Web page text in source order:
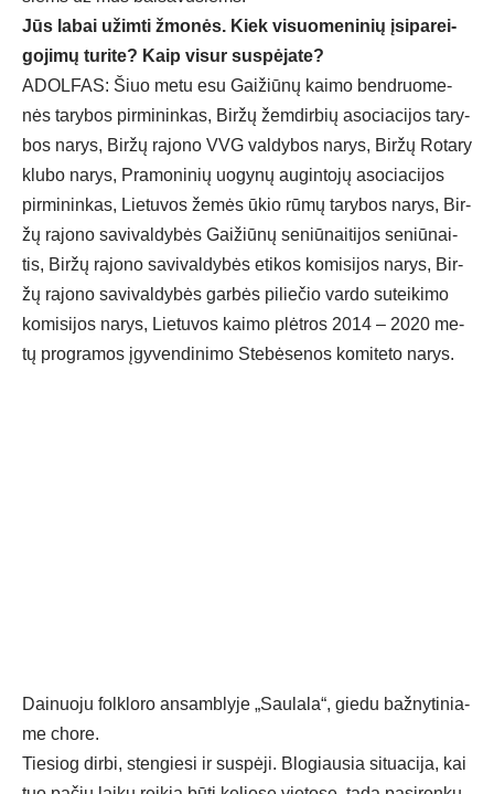
Jūs la­bai užim­ti žmo­nės. Kiek vi­suo­me­ni­nių įsi­pa­rei­
go­ji­mų tu­ri­te? Kaip vi­sur su­spė­ja­te?
ADOL­FAS: Šiuo me­tu esu Gai­žiū­nų kai­mo bend­ruo­me­
nės ta­ry­bos pir­mi­nin­kas, Bir­žų žem­dir­bių aso­cia­ci­jos ta­ry­
bos na­rys, Bir­žų ra­jo­no VVG val­dy­bos na­rys, Bir­žų Ro­ta­ry
klu­bo na­rys, Pra­mo­ni­nių uo­gy­nų au­gin­to­jų aso­cia­ci­jos
pir­mi­nin­kas, Lie­tu­vos že­mės ūkio rū­mų ta­ry­bos na­rys, Bir­
žų ra­jo­no sa­vi­val­dy­bės Gai­žiū­nų se­niū­nai­ti­jos se­niū­nai­
tis, Bir­žų ra­jo­no sa­vi­val­dy­bės eti­kos ko­mi­si­jos na­rys, Bir­
žų ra­jo­no sa­vi­val­dy­bės gar­bės pi­lie­čio var­do su­tei­ki­mo
ko­mi­si­jos na­rys, Lie­tu­vos kai­mo plėt­ros 2014 – 2020 me­
tų pro­gra­mos įgy­ven­di­ni­mo Ste­bė­se­nos ko­mi­te­to na­rys.
Dai­nuo­ju folk­lo­ro an­samb­ly­je „Sau­la­la“, gie­du baž­ny­ti­nia­
me cho­re.
Tie­siog dir­bi, sten­gie­si ir su­spė­ji. Blo­giau­sia si­tua­ci­ja, kai